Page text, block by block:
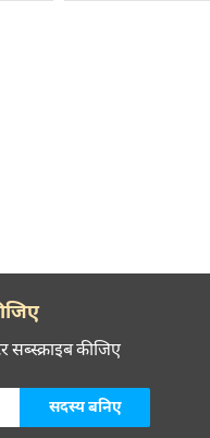
सब्स्क्राइब कीजिए